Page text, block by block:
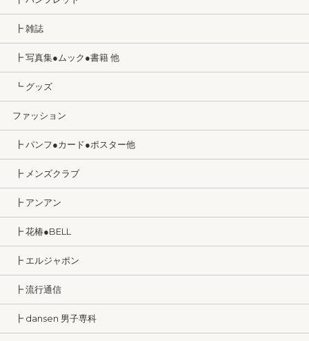
┣ 雑誌
┣ 写真集●ムック●書籍 他
┗ グッズ
ファッション
┣ パンフ●カード●ポスター他
┣ メンズクラブ
┣ アンアン
┣ 花椿●BELL
┣ エルジャポン
┣ 流行通信
┣ dansen 男子専科